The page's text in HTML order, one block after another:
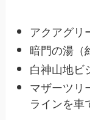
アクアグリ
暗門の湯（
白神山地ビ
マザーツリ
ラインを車